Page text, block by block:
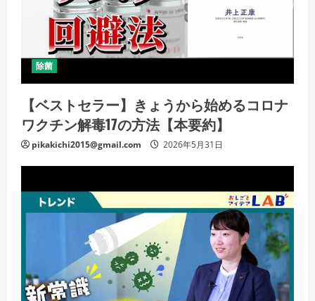
除菌
【ベストセラー】きょうから始めるコロナ
ワクチン解毒17の方法【本要約】
pikakichi2015@gmail.com 2026年5月31日